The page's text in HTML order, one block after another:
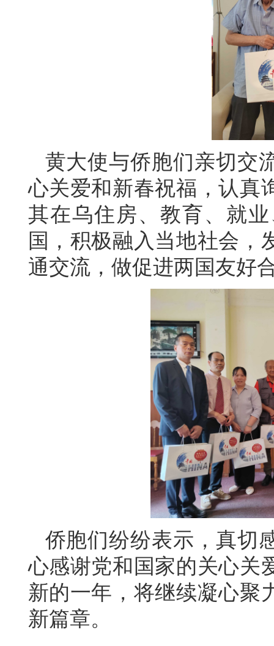
黄大使与侨胞们亲切交
心关爱和新春祝福，认真
其在乌住房、教育、就
国，积极融入当地社会，
通交流，做促进两国友好
侨胞们纷纷表示，真切
心感谢党和国家的关心关
新的一年，将继续凝心聚
新篇章。